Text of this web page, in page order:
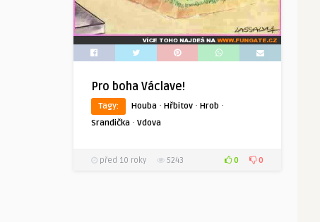
Pro boha Václave!
Tagy: Houba · Hřbitov · Hrob ·
Srandička · Vdova
před 10 roky 5243 0 0